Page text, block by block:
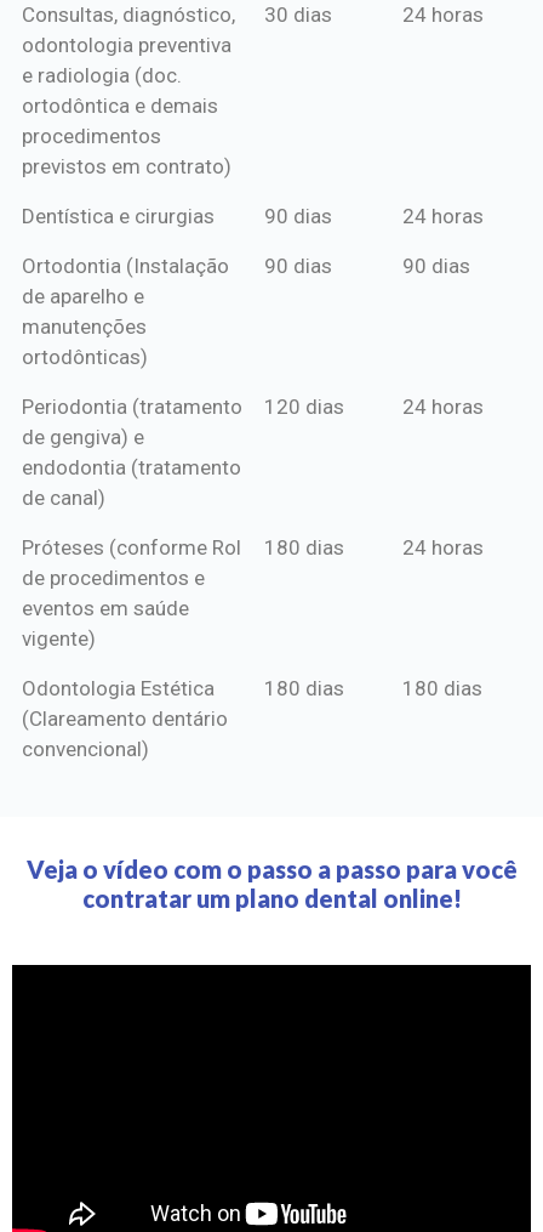
mensal*
de crédito
Consultas, diagnóstico,
odontologia preventiva
e radiologia (doc.
ortodôntica e demais
procedimentos
previstos em contrato)
30 dias 24 horas
Dentística e cirurgias 90 dias 24 horas
Ortodontia (Instalação
de aparelho e
manutenções
ortodônticas)
90 dias 90 dias
Periodontia (tratamento
de gengiva) e
endodontia (tratamento
de canal)
120 dias 24 horas
Próteses (conforme Rol
de procedimentos e
eventos em saúde
vigente)
180 dias 24 horas
Odontologia Estética
(Clareamento dentário
convencional)
180 dias 180 dias
Veja o vídeo com o passo a passo para você
contratar um plano dental online!